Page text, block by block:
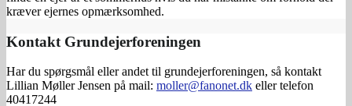
kræver ejernes opmærksomhed.
Kontakt Grundejerforeningen
Har du spørgsmål eller andet til grundejerforeningen, så kontakt
Lillian Møller Jensen på mail: moller@fanonet.dk eller telefon
40417244